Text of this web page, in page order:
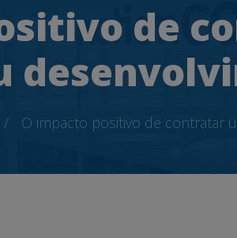
de
O impacto positivo de contratar